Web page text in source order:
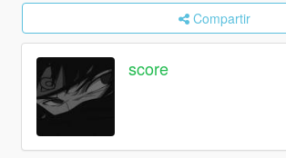
Compartir
score